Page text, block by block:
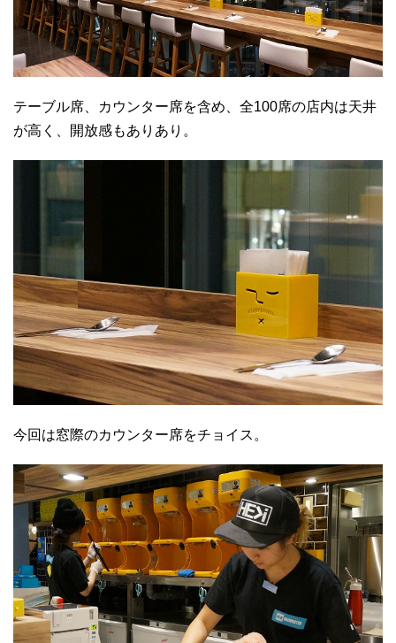
テーブル席、カウンター席を含め、全100席の店内は天井
が高く、開放感もありあり。
今回は窓際のカウンター席をチョイス。